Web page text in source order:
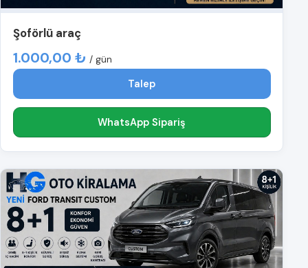
Şoförlü araç
1.000,00 ₺ / gün
Talep
WhatsApp Sipariş